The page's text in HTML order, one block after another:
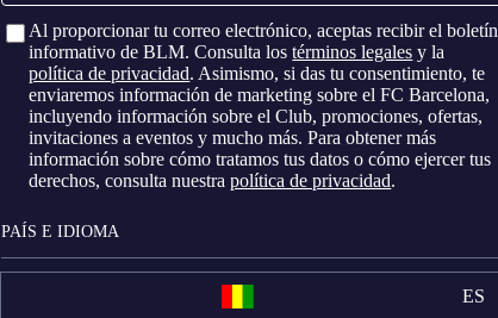
Al proporcionar tu correo electrónico, aceptas recibir el boletín
informativo de BLM. Consulta lostérminos legales y la
política de privacidad. Asimismo, si das tu consentimiento, te
enviaremos información de marketing sobre el FC Barcelona, ​​
incluyendo información sobre el Club, promociones, ofertas,
invitaciones a eventos y mucho más. Para obtener más
información sobre cómo tratamos tus datos o cómo ejercer tus
derechos, consulta nuestrapolítica de privacidad.
PAÍS E IDIOMA
ES